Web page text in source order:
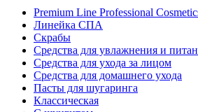
Premium Line Professional
Линейка СПА
Скрабы
Средства для увлажнения и
Средства для ухода за лицом
Средства для домашнего ухода
Пасты для шугаринга
Классическая